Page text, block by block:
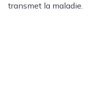
transmet la maladie.